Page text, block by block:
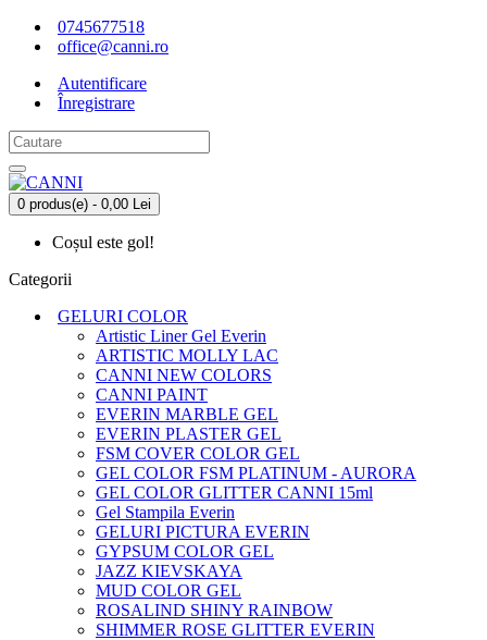
0745677518
office@canni.ro
Autentificare
Înregistrare
0 produs(e) - 0,00 Lei
Coșul este gol!
Categorii
GELURI COLOR
Artistic Liner Gel Everin
ARTISTIC MOLLY LAC
CANNI NEW COLORS
CANNI PAINT
EVERIN MARBLE GEL
EVERIN PLASTER GEL
FSM COVER COLOR GEL
GEL COLOR FSM PLATINUM - AURORA
GEL COLOR GLITTER CANNI 15ml
Gel Stampila Everin
GELURI PICTURA EVERIN
GYPSUM COLOR GEL
JAZZ KIEVSKAYA
MUD COLOR GEL
ROSALIND SHINY RAINBOW
SHIMMER ROSE GLITTER EVERIN